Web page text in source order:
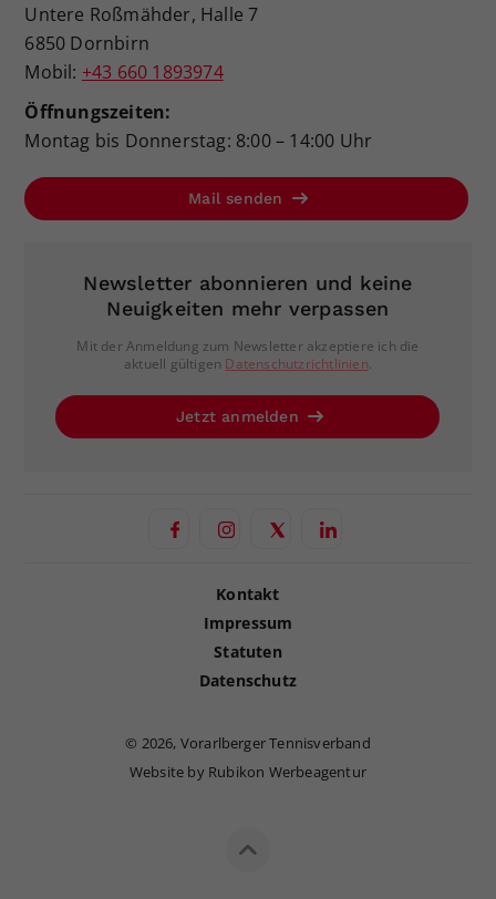
Untere Roßmähder, Halle 7
6850 Dornbirn
Mobil: +43 660 1893974
Öffnungszeiten:
Montag bis Donnerstag: 8:00 – 14:00 Uhr
Mail senden
Newsletter abonnieren und keine
Neuigkeiten mehr verpassen
Mit der Anmeldung zum Newsletter akzeptiere ich die
aktuell gültigen Datenschutzrichtlinien.
Jetzt anmelden
Kontakt
Impressum
Statuten
Datenschutz
© 2026, Vorarlberger Tennisverband
Website by Rubikon Werbeagentur